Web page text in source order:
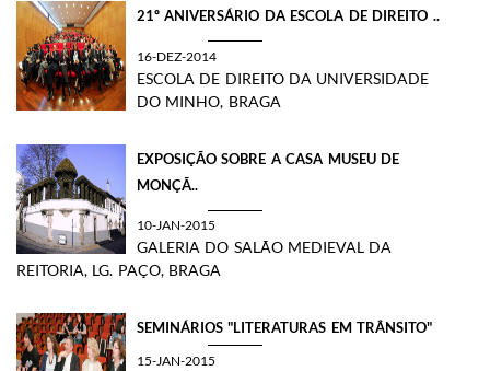
​21º ANIVERSÁRIO DA ESCOLA DE DIREITO ..
16-DEZ-2014
ESCOLA DE DIREITO DA UNIVERSIDADE
DO MINHO, BRAGA
​EXPOSIÇÃO SOBRE A CASA MUSEU DE
MONÇÃ..
10-JAN-2015
GALERIA DO SALÃO MEDIEVAL DA
REITORIA, LG. PAÇO, BRAGA
SEMINÁRIOS "LITERATURAS EM TRÂNSITO"
15-JAN-2015